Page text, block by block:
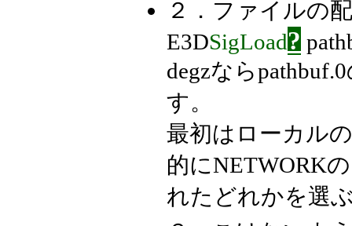
２．ファイルの
E3DSigLoad?
degzなら
す。
最初はローカル
的にNETWORK
れたどれかを選